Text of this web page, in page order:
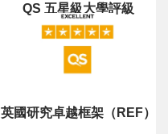
QS 五星級大學評級
英國研究卓越框架（REF）